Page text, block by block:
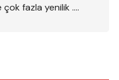
çok fazla yenilik ….